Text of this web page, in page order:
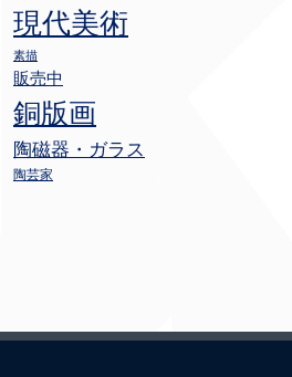
現代美術
素描
販売中
銅版画
陶磁器・ガラス
陶芸家